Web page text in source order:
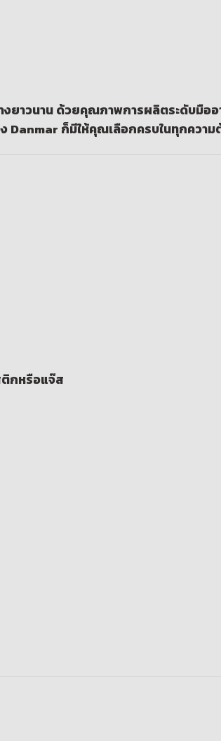
ยาวนาน ด้วยคุณภาพการผลิตระดับมือ
Danmar ก็มีให้คุณเลือกครบในทุกความ
ติกหรือแจ๊ส